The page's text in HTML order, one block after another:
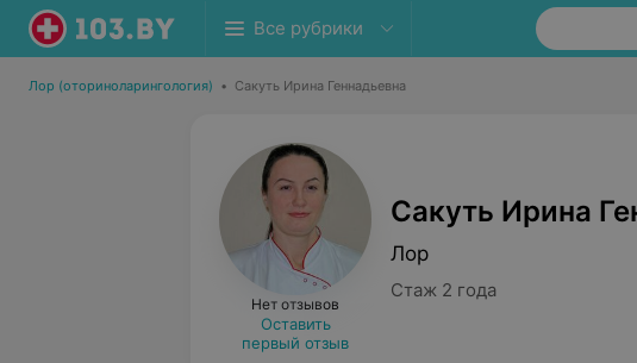
Все рубрики
Лор (оториноларингология) • Сакуть Ирина Геннадьевна
Нет отзывов
Оставить
первый отзыв
Сакуть Ирина
Лор
Стаж 2 года